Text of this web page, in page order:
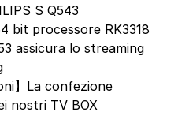
S Q543
bit processore RK3318
assicura lo streaming
】La confezione
nostri TV BOX